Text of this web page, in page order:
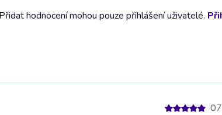
Přidat hodnocení mohou pouze přihlášení uživatelé.